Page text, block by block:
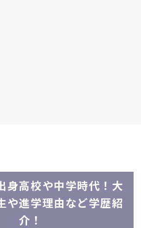
身高校や中学時代！大
や進学理由など学歴紹
介！